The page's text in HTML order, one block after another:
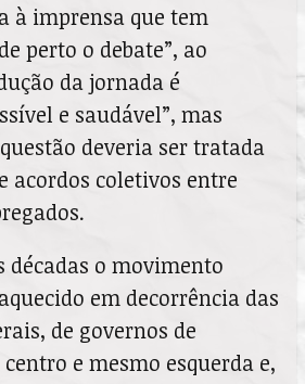
à imprensa que tem
perto o debate”, ao
da jornada é
e saudável”, mas
deveria ser tratada
acordos coletivos entre
décadas o movimento
em decorrência das
de governos de
e mesmo esquerda e,